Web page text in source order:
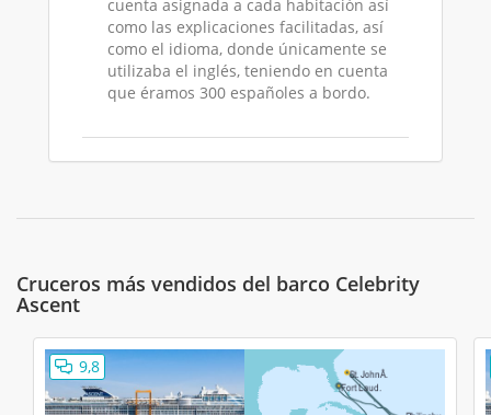
cuenta asignada a cada habitación así
como las explicaciones facilitadas, así
como el idioma, donde únicamente se
utilizaba el inglés, teniendo en cuenta
que éramos 300 españoles a bordo.
Barco muy moderno , diferente .
Cruceros más vendidos del barco Celebrity
Ascent
9,8